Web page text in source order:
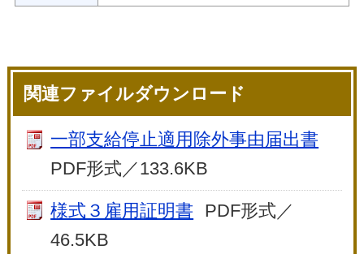
関連ファイルダウンロード
一部支給停止適用除外事由届出書
PDF形式／133.6KB
様式３雇用証明書
PDF形式／
46.5KB